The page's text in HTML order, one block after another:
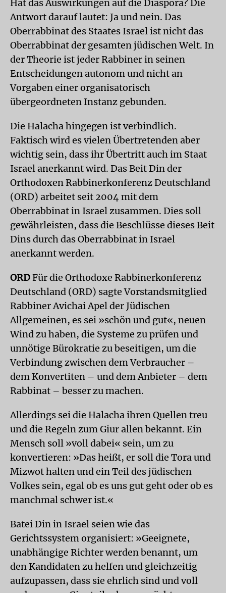
Hat das Auswirkungen auf die Diaspora? Die
Antwort darauf lautet: Ja und nein. Das
Oberrabbinat des Staates Israel ist nicht das
Oberrabbinat der gesamten jüdischen Welt. In
der Theorie ist jeder Rabbiner in seinen
Entscheidungen autonom und nicht an
Vorgaben einer organisatorisch
übergeordneten Instanz gebunden.
Die Halacha hingegen ist verbindlich.
Faktisch wird es vielen Übertretenden aber
wichtig sein, dass ihr Übertritt auch im Staat
Israel anerkannt wird. Das Beit Din der
Orthodoxen Rabbinerkonferenz Deutschland
(ORD) arbeitet seit 2004 mit dem
Oberrabbinat in Israel zusammen. Dies soll
gewährleisten, dass die Beschlüsse dieses Beit
Dins durch das Oberrabbinat in Israel
anerkannt werden.
ORDFür die Orthodoxe Rabbinerkonferenz
Deutschland (ORD) sagte Vorstandsmitglied
Rabbiner Avichai Apel der Jüdischen
Allgemeinen, es sei »schön und gut«, neuen
Wind zu haben, die Systeme zu prüfen und
unnötige Bürokratie zu beseitigen, um die
Verbindung zwischen dem Verbraucher –
dem Konvertiten – und dem Anbieter – dem
Rabbinat – besser zu machen.
Allerdings sei die Halacha ihren Quellen treu
und die Regeln zum Giur allen bekannt. Ein
Mensch soll »voll dabei« sein, um zu
konvertieren: »Das heißt, er soll die Tora und
Mizwot halten und ein Teil des jüdischen
Volkes sein, egal ob es uns gut geht oder ob es
manchmal schwer ist.«
Batei Din in Israel seien wie das
Gerichtssystem organisiert: »Geeignete,
unabhängige Richter werden benannt, um
den Kandidaten zu helfen und gleichzeitig
aufzupassen, dass sie ehrlich sind und voll